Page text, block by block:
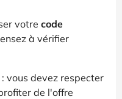
votre code
à vérifier
vous devez respecter
de l'offre